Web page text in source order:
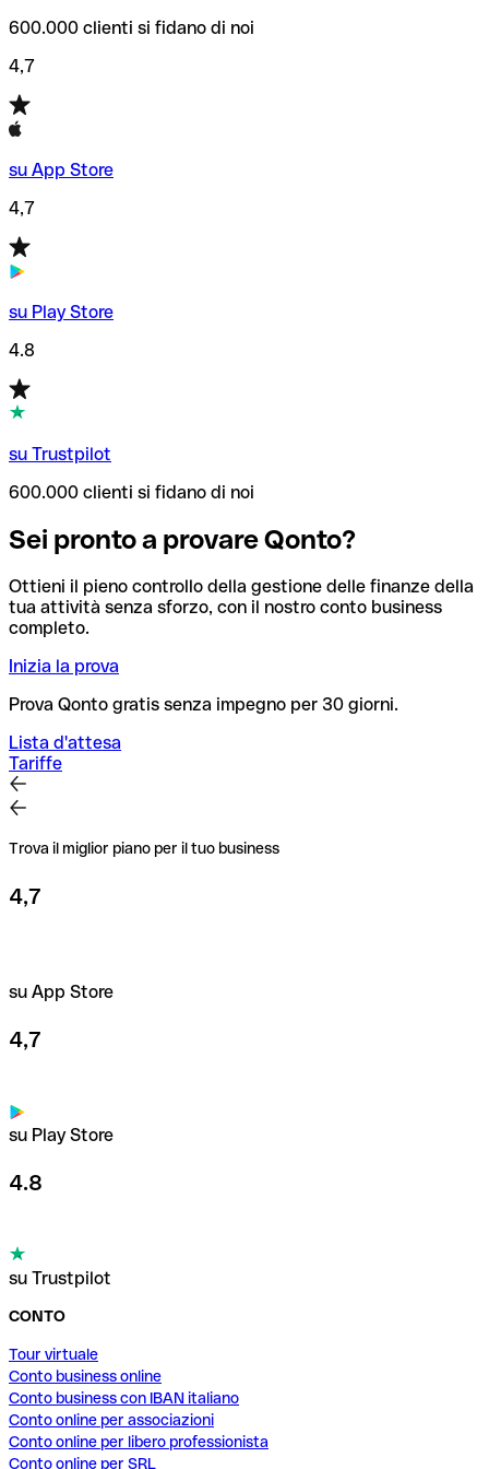
600.000 clienti si fidano di noi
4,7
su App Store
4,7
su Play Store
4.8
su Trustpilot
600.000 clienti si fidano di noi
Sei pronto a provare Qonto?
Ottieni il pieno controllo della gestione delle finanze della
tua attività senza sforzo, con il nostro conto business
completo.
Inizia la prova
Prova Qonto gratis senza impegno per 30 giorni.
Lista d'attesa
Tariffe
Trova il miglior piano per il tuo business
4,7
su App Store
4,7
su Play Store
4.8
su Trustpilot
CONTO
Tour virtuale
Conto business online
Conto business con IBAN italiano
Conto online per associazioni
Conto online per libero professionista
Conto online per SRL